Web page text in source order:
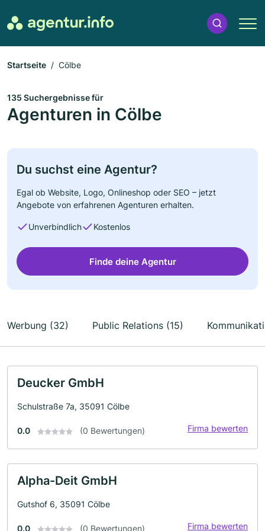
Startseite Cölbe
135 Suchergebnisse für
Agenturen in Cölbe
Du suchst eine Agentur?
Egal ob Website, Logo, Onlineshop oder SEO – jetzt
Angebote von erfahrenen Agenturen erhalten.
Unverbindlich Kostenlos
Finde deine Agentur
Werbung (32) Public Relations (15)
Deucker GmbH
Schulstraße 7a, 35091 Cölbe
0.0 (0 Bewertungen) Firma bewerten
Alpha-Deit GmbH
Gutshof 6, 35091 Cölbe
0.0 (0 Bewertungen) Firma bewerten